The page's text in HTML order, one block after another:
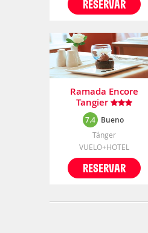
RESERVAR
Ramada Encore
Tangier
7.4 Bueno
Tánger
VUELO+HOTEL
RESERVAR